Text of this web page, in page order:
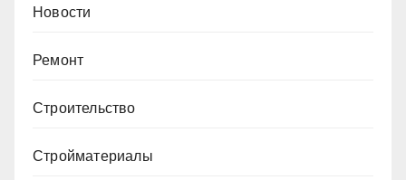
Новости
Ремонт
Строительство
Стройматериалы